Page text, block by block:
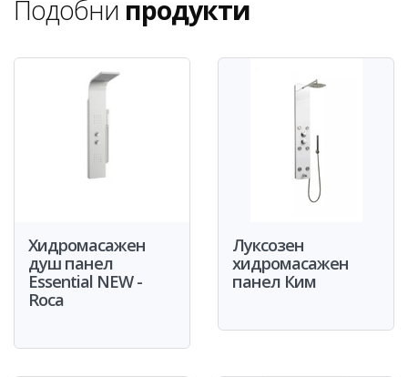
Подобни продукти
Хидромасажен
душ панел
Essential NEW -
Roca
Луксозен
хидромасажен
панел Ким